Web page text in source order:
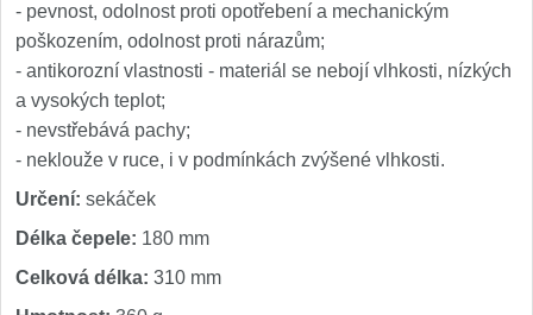
- pevnost, odolnost proti opotřebení a mechanickým
poškozením, odolnost proti nárazům;
- antikorozní vlastnosti - materiál se nebojí vlhkosti, nízkých
a vysokých teplot;
- nevstřebává pachy;
- neklouže v ruce, i v podmínkách zvýšené vlhkosti.
Určení: sekáček
Délka čepele: 180 mm
Celková délka: 310 mm